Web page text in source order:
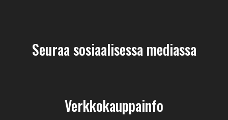
Seuraa sosiaalisessa mediassa
Verkkokauppainfo